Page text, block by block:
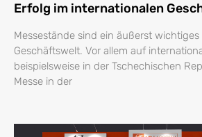
Erfolg im internationalen
Messestände sind ein äußerst
Geschäftswelt. Vor allem auf
beispielsweise in der Tschechischen
Messe in der